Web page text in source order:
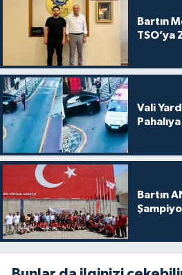
Bartın
TSO’ya
Vali
Bartın